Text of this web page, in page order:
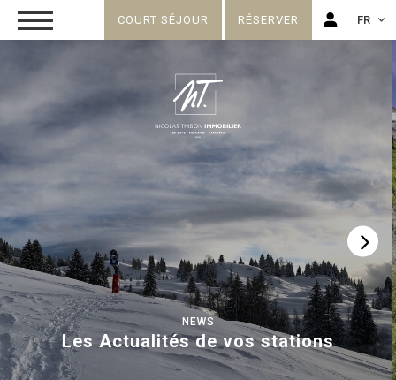
COURT SÉJOUR RÉSERVER FR
NEWS
Les Actualités de vos stations